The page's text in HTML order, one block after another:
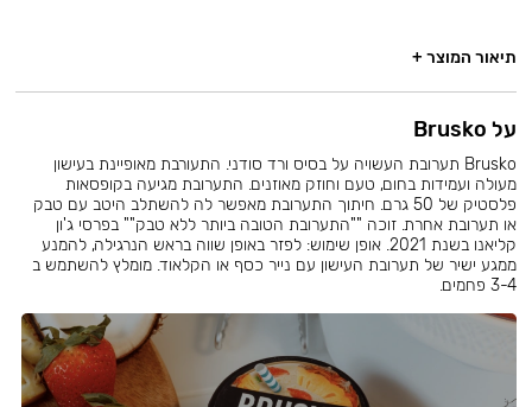
תיאור המוצר +
על Brusko
Brusko תערובת העשויה על בסיס ורד סודני. התעורבת מאופיינת בעישון
מעולה ועמידות בחום, טעם וחוזק מאוזנים. התערובת מגיעה בקופסאות
פלסטיק של 50 גרם. חיתוך התערובת מאפשר לה להשתלב היטב עם טבק
או תערובת אחרת. זוכה ""התערובת הטובה ביותר ללא טבק"" בפרסי ג'ון
קליאנו בשנת 2021. אופן שימוש: לפזר באופן שווה בראש הנרגילה, להמנע
ממגע ישיר של תערובת העישון עם נייר כסף או הקלאוד. מומלץ להשתמש ב
3-4 פחמים.